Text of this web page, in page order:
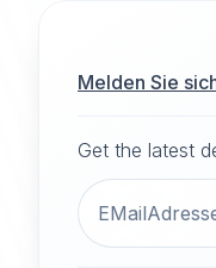
Melden Sie
Get the latest